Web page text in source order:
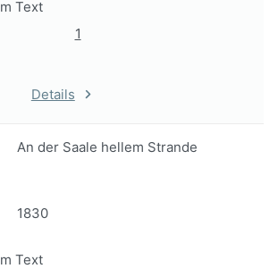
Text
1
Details
An der Saale hellem Strande
1830
Text